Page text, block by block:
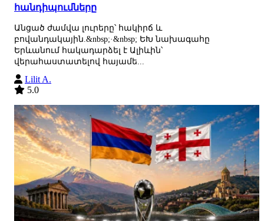
հանդիպումները
Անցած ժամվա լուրերը՝ հակիրճ և
բովանդակային.&nbsp;·&nbsp; ԵԽ նախագահը
Երևանում հակադարձել է Ալիևին՝
վերահաստատելով հայամե...
Lilit A.
5.0